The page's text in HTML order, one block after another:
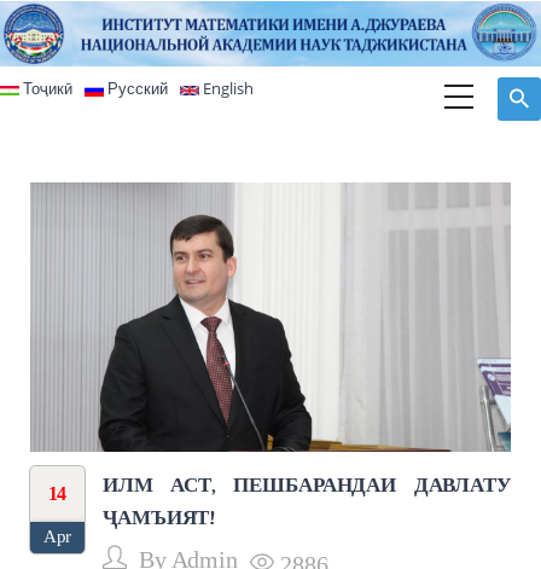
Skip to main content
Тоҷикӣ Русский English
14
Apr
ИЛМ АСТ, ПЕШБАРАНДАИ ДАВЛАТУ
ҶАМЪИЯТ!
By Admin 2886